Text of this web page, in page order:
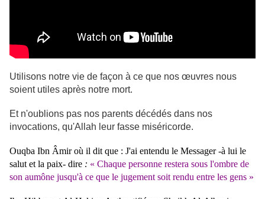
Utilisons notre vie de façon à ce que nos œuvres nous
soient utiles après notre mort.
Et n'oublions pas nos parents décédés dans nos
invocations, qu'Allah leur fasse miséricorde.
Ouqba Ibn Âmir où il dit que : J'ai entendu le Messager -à lui le
salut et la paix- dire : « Chaque personne restera sous l'ombre de
son aumône jusqu'à ce que le jugement soit rendu entre les gens »